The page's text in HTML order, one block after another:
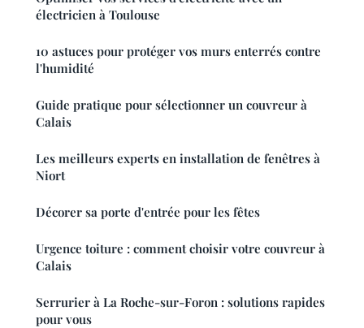
électricien à Toulouse
10 astuces pour protéger vos murs enterrés contre
l'humidité
Guide pratique pour sélectionner un couvreur à
Calais
Les meilleurs experts en installation de fenêtres à
Niort
Décorer sa porte d'entrée pour les fêtes
Urgence toiture : comment choisir votre couvreur à
Calais
Serrurier à La Roche-sur-Foron : solutions rapides
pour vous